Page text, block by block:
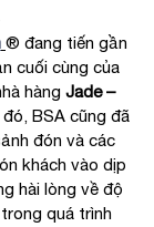
® đang tiến gần
cuối cùng của
hàng Jade –
BSA cũng đã
đón và các
khách vào dịp
hài lòng về độ
quá trình